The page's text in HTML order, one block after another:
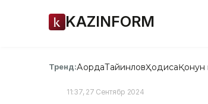
KAZINFORM
Тренд:АқордаТайинловҲодисаҚонун
11:37, 27 Сентябр 2024